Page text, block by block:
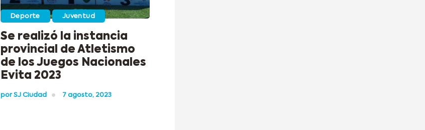
Deporte Juventud
Se realizó la instancia
provincial de Atletismo
de los Juegos Nacionales
Evita 2023
porSJ Ciudad 7 agosto, 2023